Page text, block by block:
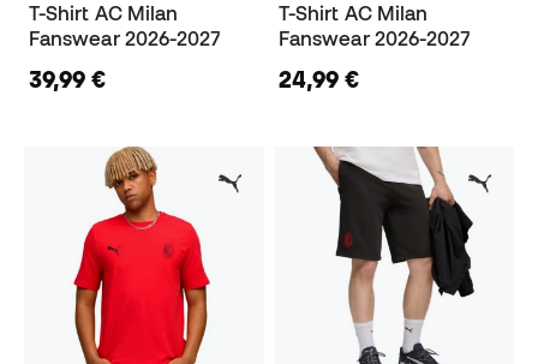
T-Shirt AC Milan
Fanswear 2026-2027
39,99 €
T-Shirt AC Milan
Fanswear 2026-2027
24,99 €